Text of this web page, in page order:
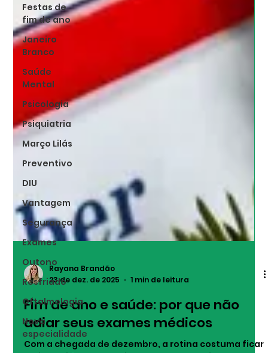
Festas de
fim de ano
Janeiro
Branco
Saúde
Mental
Psicologia
Psiquiatria
Março Lilás
Preventivo
DIU
Vantagem
Segurança
Exames
Outono
Resfriado
Oftalmologia
Nova
especialidade
Rayana Brandão
23 de dez. de 2025
1 min de leitura